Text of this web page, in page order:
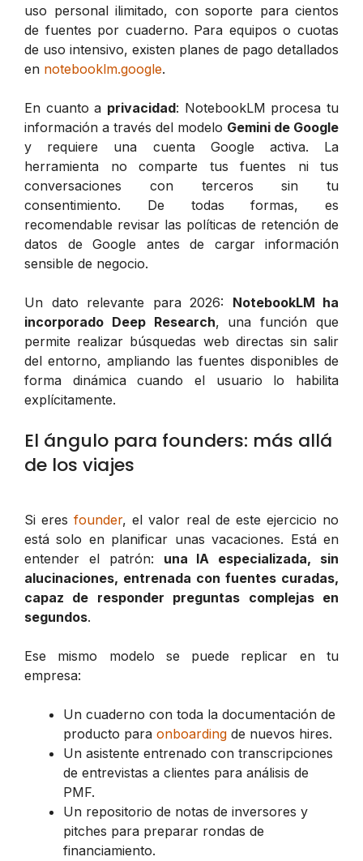
uso personal ilimitado, con soporte para cientos
de fuentes por cuaderno. Para equipos o cuotas
de uso intensivo, existen planes de pago detallados
en notebooklm.google.
En cuanto a privacidad: NotebookLM procesa tu
información a través del modelo Gemini de Google
y requiere una cuenta Google activa. La
herramienta no comparte tus fuentes ni tus
conversaciones con terceros sin tu
consentimiento. De todas formas, es
recomendable revisar las políticas de retención de
datos de Google antes de cargar información
sensible de negocio.
Un dato relevante para 2026: NotebookLM ha
incorporado Deep Research, una función que
permite realizar búsquedas web directas sin salir
del entorno, ampliando las fuentes disponibles de
forma dinámica cuando el usuario lo habilita
explícitamente.
El ángulo para founders: más allá
de los viajes
Si eresfounder, el valor real de este ejercicio no
está solo en planificar unas vacaciones. Está en
entender el patrón: una IA especializada, sin
alucinaciones, entrenada con fuentes curadas,
capaz de responder preguntas complejas en
segundos.
Ese mismo modelo se puede replicar en tu
empresa:
Un cuaderno con toda la documentación de
producto para onboarding de nuevos hires.
Un asistente entrenado con transcripciones
de entrevistas a clientes para análisis de
PMF.
Un repositorio de notas de inversores y
pitches para preparar rondas de
financiamiento.